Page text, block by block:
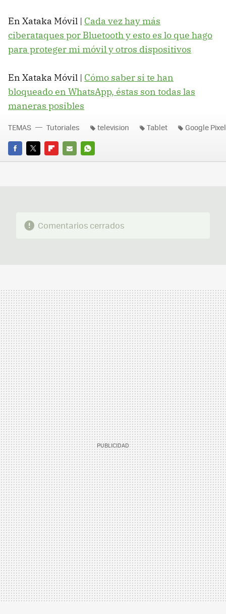
En Xataka Móvil | Cada vez hay más
ciberataques por Bluetooth y esto es lo que hago
para proteger mi móvil y otros dispositivos
En Xataka Móvil | Cómo saber si te han
bloqueado en WhatsApp, éstas son todas las
maneras posibles
FACEBOOK
TWITTERFLIPBOARD
E-
WHATSAPP
TEMAS Tutoriales television Tablet Google Pixel
Comentarios cerrados